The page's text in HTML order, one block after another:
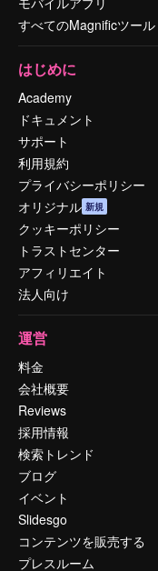
すべてのMagnificツール
はじめに
Academy
ドキュメント
サポート
利用規約
プライバシーポリシー
オリジナル 新規
クッキーポリシー
トラストセンター
アフィリエイト
法人向け
運営
料金
会社概要
Reviews
採用情報
検索トレンド
ブログ
イベント
Slidesgo
コンテンツを販売する
プレスルーム